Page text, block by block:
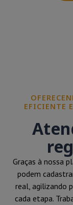
EFICIENTE
Graças à nossa
podem
real, agilizando
cada etapa.